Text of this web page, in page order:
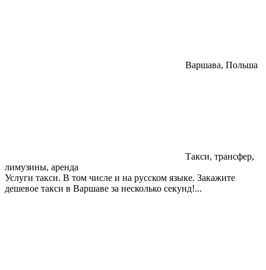
Варшава, Польша
Такси, трансфер,
лимузины, аренда
Услуги такси. В том числе и на русском языке. Закажите
дешевое такси в Варшаве за несколько секунд!...